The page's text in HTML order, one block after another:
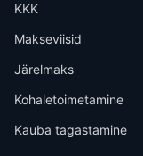
KKK
Makseviisid
Järelmaks
Kohaletoimetamine
Kauba tagastamine